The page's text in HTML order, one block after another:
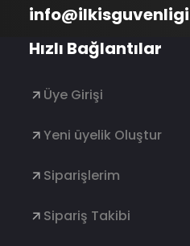
Hızlı Bağlantılar
Üye Girişi
Yeni üyelik Oluştur
Siparişlerim
Sipariş Takibi